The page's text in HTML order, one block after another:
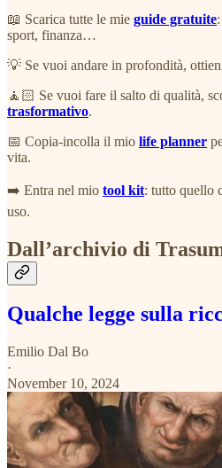
📖 Scarica tutte le mie guide gratuite
sport, finanza…
💡 Se vuoi andare in profondità,
🧘🏻 Se vuoi fare il salto di qualità,
trasformativo.
📅 Copia-incolla il mio life planner
vita.
➡️ Entra nel mio tool kit: tutto quello
uso.
Dall’archivio di
Qualche legge sulla
Emilio Dal Bo
·
November 10, 2024